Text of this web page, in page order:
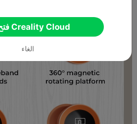
فتح في Creality Cloud
الغاء